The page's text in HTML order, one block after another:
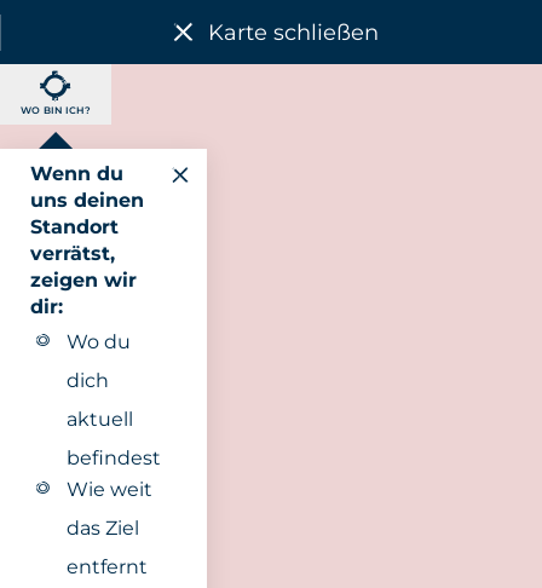
Karte schließen
WO BIN ICH?
Wenn du
uns deinen
Standort
verrätst,
zeigen wir
dir:
Wo du
dich
aktuell
befindest
Wie weit
das Ziel
entfernt